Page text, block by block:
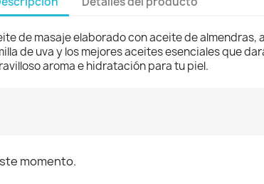
de masaje elaborado con aceite de almendras,
de uva y los mejores aceites esenciales que
aroma e hidratación para tu piel.
momento.